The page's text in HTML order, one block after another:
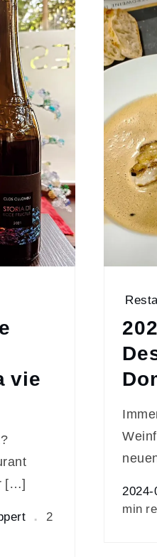
vie
[…]
2
min